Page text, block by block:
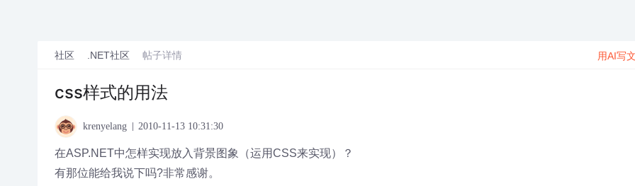
社区 .NET社区 帖子详情
css样式的用法
krenyelang 2010-11-13 10:31:30
在ASP.NET中怎样实现放入背景图象（运用CSS来实现）？
有那位能给我说下吗?非常感谢。
用AI写